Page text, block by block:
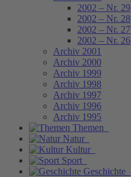
2002 – Nr. 29
2002 – Nr. 28
2002 – Nr. 27
2002 – Nr. 26
Archiv 2001
Archiv 2000
Archiv 1999
Archiv 1998
Archiv 1997
Archiv 1996
Archiv 1995
Themen
Natur
Kultur
Sport
Geschichte